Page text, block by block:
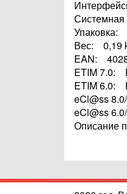
Упаковка:
Вес: 0,19
EAN:
ETIM 7.0:
ETIM 6.0:
eCl@ss
eCl@ss
Описание